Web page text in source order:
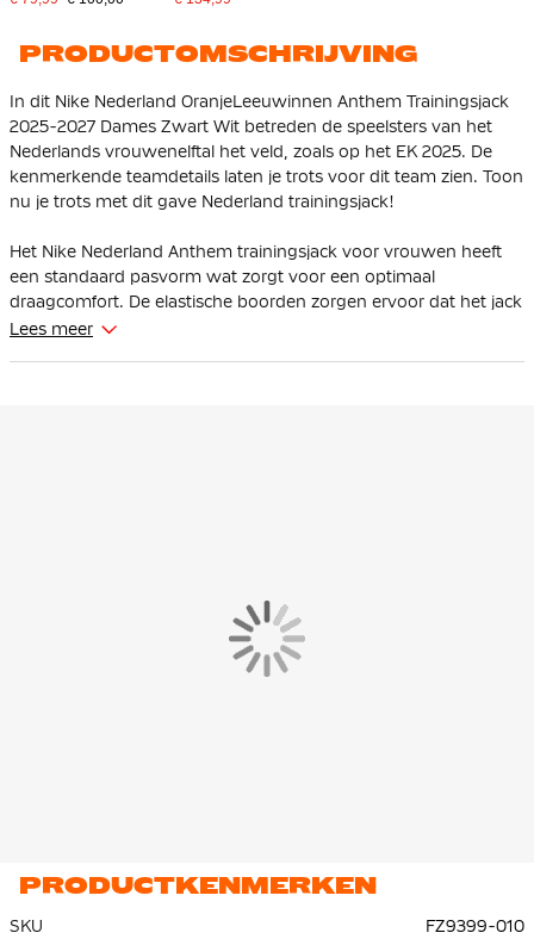
PRODUCTOMSCHRIJVING
In dit Nike Nederland OranjeLeeuwinnen Anthem Trainingsjack
2025-2027 Dames Zwart Wit betreden de speelsters van het
Nederlands vrouwenelftal het veld, zoals op het EK 2025. De
kenmerkende teamdetails laten je trots voor dit team zien. Toon
nu je trots met dit gave Nederland trainingsjack!
Het Nike Nederland Anthem trainingsjack voor vrouwen heeft
een standaard pasvorm wat zorgt voor een optimaal
draagcomfort. De elastische boorden zorgen ervoor dat het jack
goed op zijn plek blijft zitten.
Lees meer
PRODUCTKENMERKEN
SKU
FZ9399-010